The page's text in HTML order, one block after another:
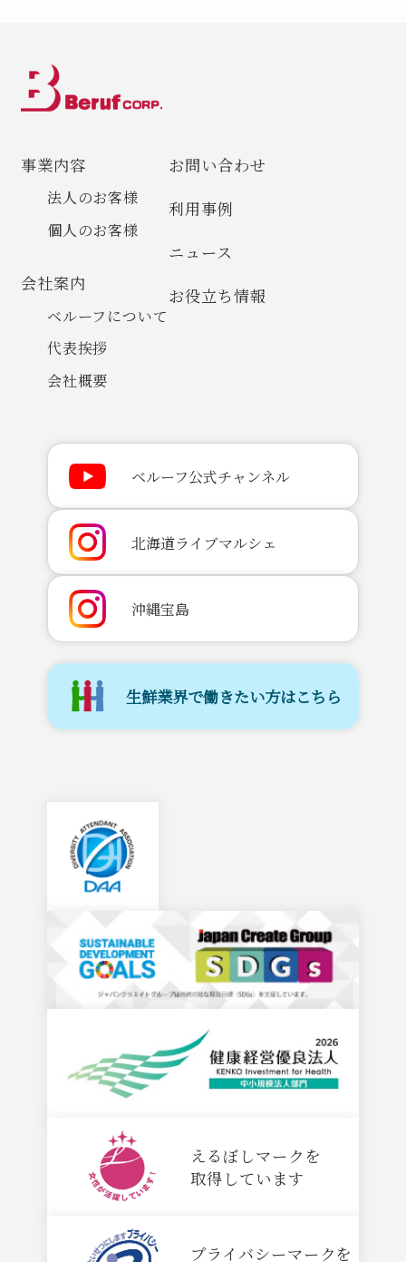
事業内容
法人のお客様
個人のお客様
会社案内
ベルーフについて
代表挨拶
会社概要
お問い合わせ
利用事例
ニュース
お役立ち情報
ベルーフ公式チャンネル
北海道ライブマルシェ
沖縄宝島
生鮮業界で働きたい方はこちら
えるぼしマークを
取得しています
プライバシーマークを